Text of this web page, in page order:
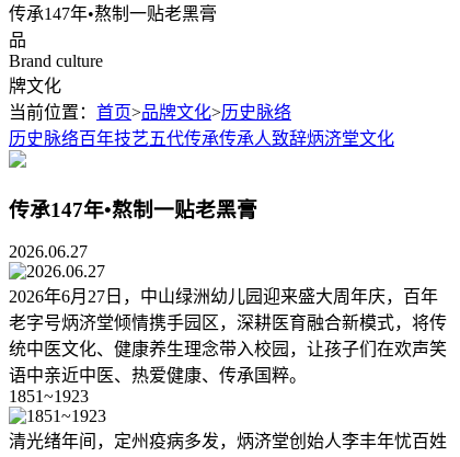
传承147年•熬制一贴老黑膏
品
Brand culture
牌文化
当前位置： 首页>品牌文化>历史脉络
历史脉络百年技艺五代传承传承人致辞炳济堂文化
传承147年•熬制一贴老黑膏
2026.06.27
2026年6月27日，中山绿洲幼儿园迎来盛大周年庆，百年
老字号炳济堂倾情携手园区，深耕医育融合新模式，将传
统中医文化、健康养生理念带入校园，让孩子们在欢声笑
语中亲近中医、热爱健康、传承国粹。
1851~1923
清光绪年间，定州疫病多发，炳济堂创始人李丰年忧百姓